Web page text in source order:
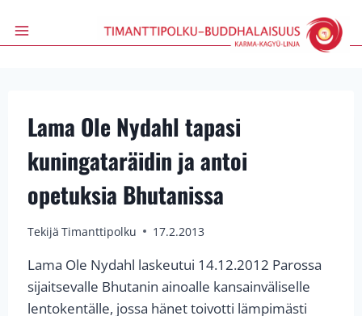
sisältöön
Lama Ole Nydahl tapasi
kuningataräidin ja antoi
opetuksia Bhutanissa
Tekijä Timanttipolku 17.2.2013
Lama Ole Nydahl laskeutui 14.12.2012 Parossa
sijaitsevalle Bhutanin ainoalle kansainväliselle
lentokentälle, jossa hänet toivotti lämpimästi